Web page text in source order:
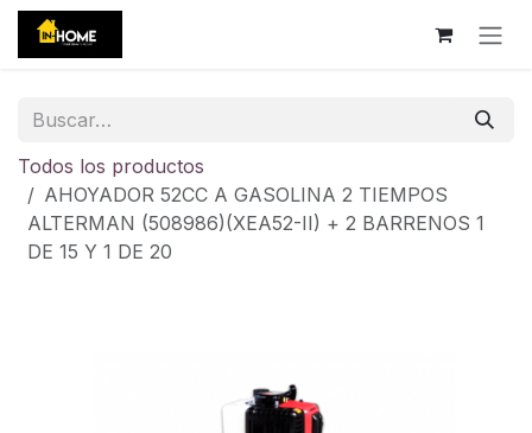
Ir al contenido
Todos los productos
AHOYADOR 52CC A GASOLINA 2 TIEMPOS
ALTERMAN (508986)(XEA52-II) + 2 BARRENOS 1
DE 15 Y 1 DE 20